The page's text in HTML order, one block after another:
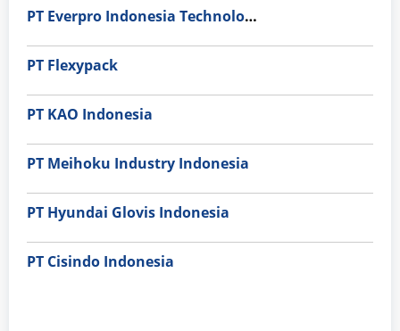
PT Everpro Indonesia Technologies
PT Flexypack
PT KAO Indonesia
PT Meihoku Industry Indonesia
PT Hyundai Glovis Indonesia
PT Cisindo Indonesia